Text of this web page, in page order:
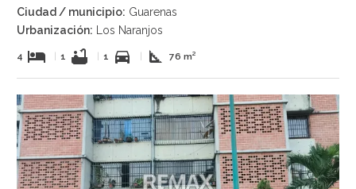
Ciudad / municipio: Guarenas
Urbanización: Los Naranjos
4 hotel 1 bathtub 1 directions_car square_foot 76 m²